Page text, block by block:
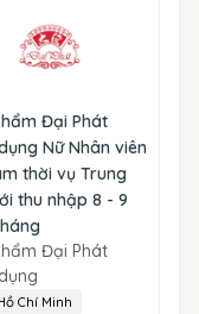
Đại Phát
Nữ Nhân viên
thời vụ Trung
thu nhập 8 - 9
Đại Phát
Chí Minh